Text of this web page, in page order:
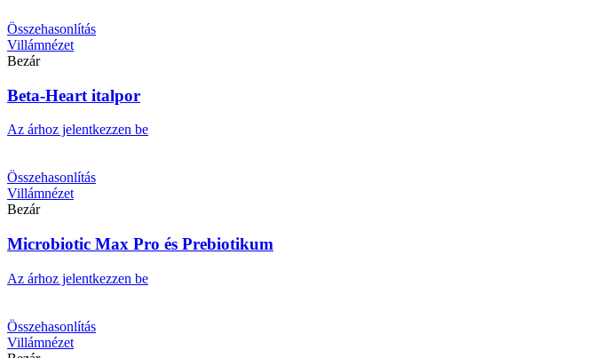
Összehasonlítás
Villámnézet
Bezár
Beta-Heart italpor
Az árhoz jelentkezzen be
Összehasonlítás
Villámnézet
Bezár
Microbiotic Max Pro és Prebiotikum
Az árhoz jelentkezzen be
Összehasonlítás
Villámnézet